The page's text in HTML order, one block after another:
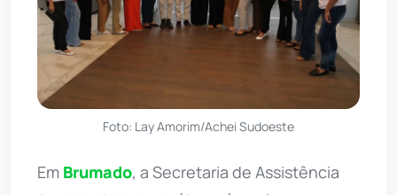
Foto: Lay Amorim/Achei Sudoeste
Em Brumado, a Secretaria de Assistência